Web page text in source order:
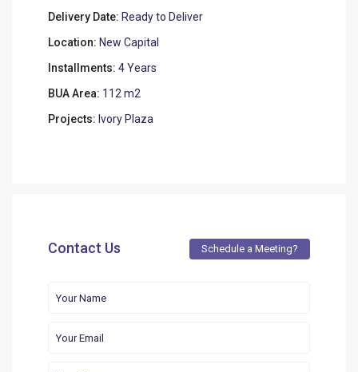
Delivery Date: Ready to Deliver
Location: New Capital
Installments: 4 Years
BUA Area: 112 m2
Projects: Ivory Plaza
Contact Us Schedule a Meeting?